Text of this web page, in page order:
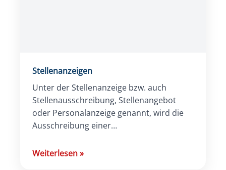
Stellenanzeigen
Unter der Stellenanzeige bzw. auch
Stellenausschreibung, Stellenangebot
oder Personalanzeige genannt, wird die
Ausschreibung einer
verstanden und ist im Recruiting-Bereich
Weiterlesen»